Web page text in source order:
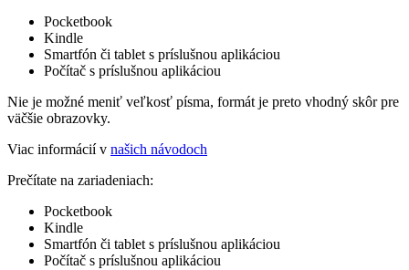
Pocketbook
Kindle
Smartfón či tablet s príslušnou aplikáciou
Počítač s príslušnou aplikáciou
Nie je možné meniť veľkosť písma, formát je preto vhodný skôr pre
väčšie obrazovky.
Viac informácií v našich návodoch
Prečítate na zariadeniach:
Pocketbook
Kindle
Smartfón či tablet s príslušnou aplikáciou
Počítač s príslušnou aplikáciou